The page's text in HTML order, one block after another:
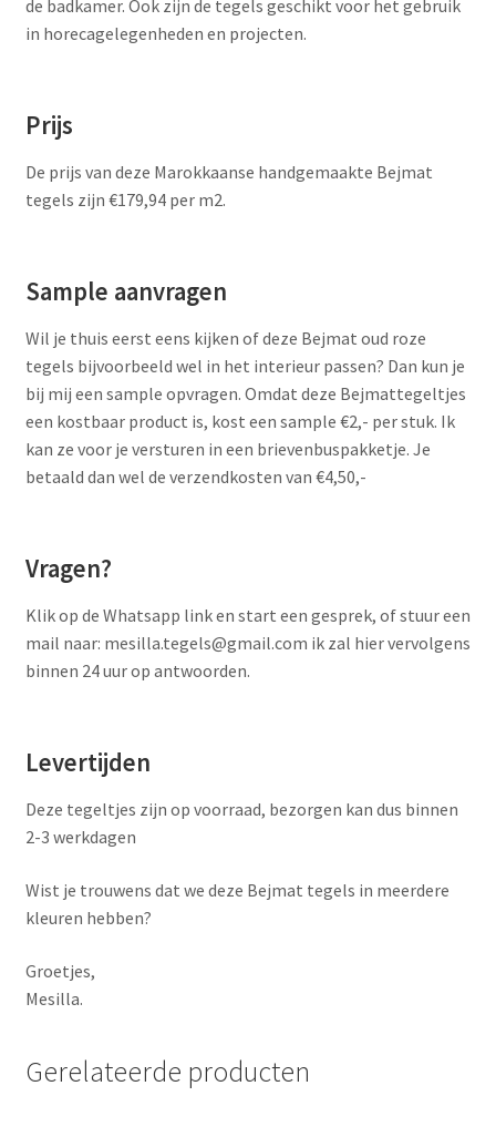
de badkamer. Ook zijn de tegels geschikt voor het gebruik
in horecagelegenheden en projecten.
Prijs
De prijs van deze Marokkaanse handgemaakte Bejmat
tegels zijn €179,94 per m2.
Sample aanvragen
Wil je thuis eerst eens kijken of deze Bejmat oud roze
tegels bijvoorbeeld wel in het interieur passen? Dan kun je
bij mij een sample opvragen. Omdat deze Bejmattegeltjes
een kostbaar product is, kost een sample €2,- per stuk. Ik
kan ze voor je versturen in een brievenbuspakketje. Je
betaald dan wel de verzendkosten van €4,50,-
Vragen?
Klik op de Whatsapp link en start een gesprek, of stuur een
mail naar: mesilla.tegels@gmail.com ik zal hier vervolgens
binnen 24 uur op antwoorden.
Levertijden
Deze tegeltjes zijn op voorraad, bezorgen kan dus binnen
2-3 werkdagen
Wist je trouwens dat we deze Bejmat tegels in meerdere
kleuren hebben?
Groetjes,
Mesilla.
Gerelateerde producten